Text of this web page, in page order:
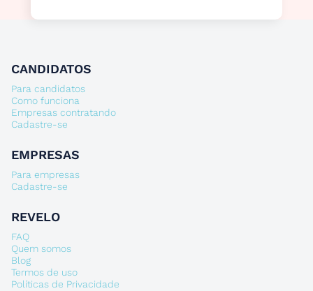
CANDIDATOS
Para candidatos
Como funciona
Empresas contratando
Cadastre-se
EMPRESAS
Para empresas
Cadastre-se
REVELO
FAQ
Quem somos
Blog
Termos de uso
Políticas de Privacidade